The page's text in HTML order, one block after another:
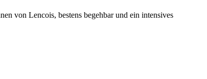
von Lencois, bestens begehbar und ein intensives